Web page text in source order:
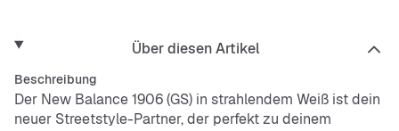
Über diesen Artikel
Beschreibung
Der New Balance 1906 (GS) in strahlendem Weiß ist dein
neuer Streetstyle-Partner, der perfekt zu deinem